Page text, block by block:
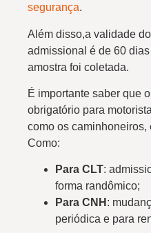
segurança.
Além disso,a validade
admissional é de 60
amostra foi coletada.
É importante saber que
obrigatório para
como os caminhoneiros,
Como:
Para CLT:
forma randômico;
Para CNH :
periódica e para